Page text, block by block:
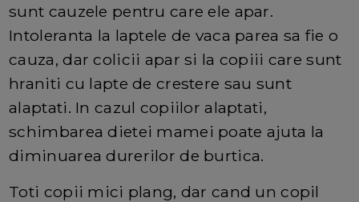
sunt cauzele pentru care ele apar.
Intoleranta la laptele de vaca parea sa fie o
cauza, dar colicii apar si la copiii care sunt
hraniti cu lapte de crestere sau sunt
alaptati. In cazul copiilor alaptati,
schimbarea dietei mamei poate ajuta la
diminuarea durerilor de burtica.
Toti copii mici plang, dar cand un copil